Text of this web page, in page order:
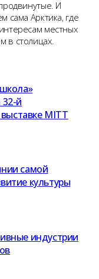
И
сама Арктика, где
местных
в столицах.
32-й
MITT
самой
культуры
индустрии